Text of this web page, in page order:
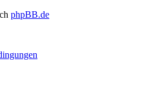
phpBB.de